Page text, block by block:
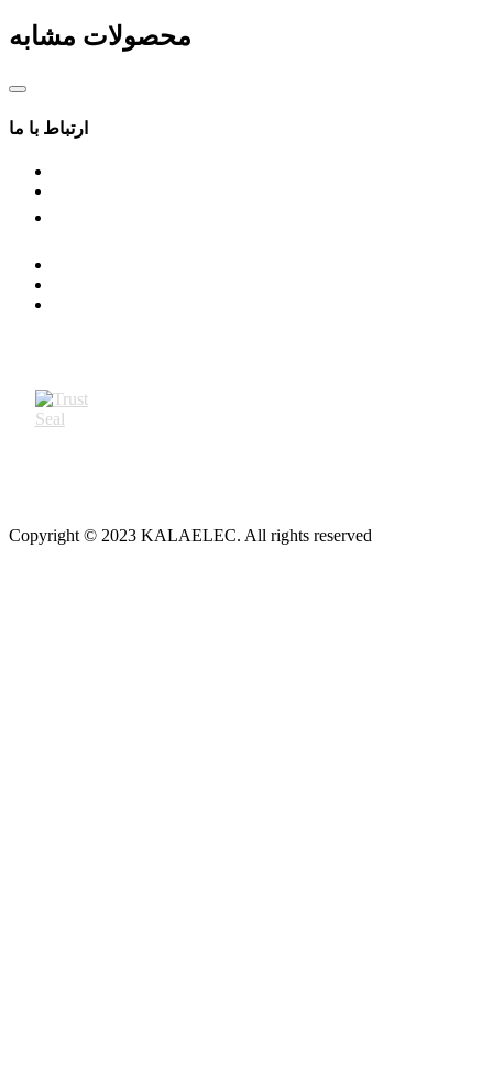
محصولات مشابه
ارتباط با ما
Copyright © 2023 KALAELEC. All rights reserved